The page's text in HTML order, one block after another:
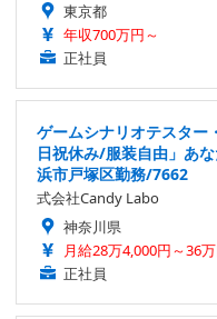
東京都
年収700万円～
正社員
ゲームシナリオテスタ
日祝休み/服装自由」あ
浜市戸塚区勤務/7662
式会社Candy Labo
神奈川県
月給28万4,000円～36
正社員